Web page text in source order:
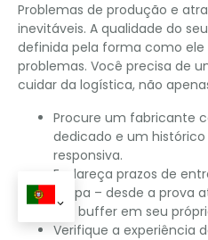
Problemas de produção e
inevitáveis. A qualidade do
definida pela forma como
problemas. Você precisa de
cuidar da logística, não
Procure um fabricante
dedicado e um
responsiva.
Esclareça prazos de
etapa – desde a prova
um buffer em seu
Verifique a experiência